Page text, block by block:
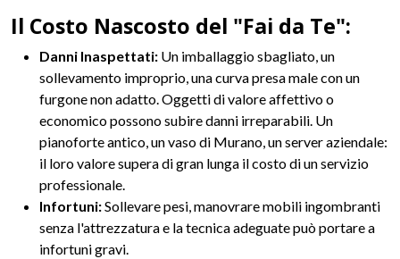
Il Costo Nascosto del "Fai da Te":
Danni Inaspettati: Un imballaggio sbagliato, un
sollevamento improprio, una curva presa male con un
furgone non adatto. Oggetti di valore affettivo o
economico possono subire danni irreparabili. Un
pianoforte antico, un vaso di Murano, un server aziendale:
il loro valore supera di gran lunga il costo di un servizio
professionale.
Infortuni:Sollevare pesi, manovrare mobili ingombranti
senza l'attrezzatura e la tecnica adeguate può portare a
infortuni gravi.